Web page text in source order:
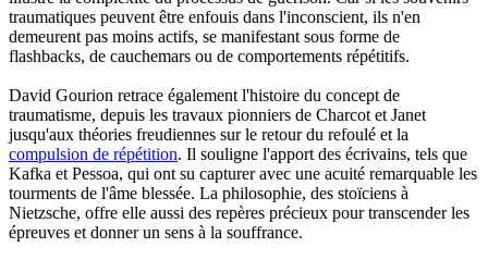
traumatiques peuvent être enfouis dans l'inconscient, ils n'en
demeurent pas moins actifs, se manifestant sous forme de
flashbacks, de cauchemars ou de comportements répétitifs.
David Gourion retrace également l'histoire du concept de
traumatisme, depuis les travaux pionniers de Charcot et Janet
jusqu'aux théories freudiennes sur le retour du refoulé et la
compulsion de répétition. Il souligne l'apport des écrivains, tels que
Kafka et Pessoa, qui ont su capturer avec une acuité remarquable les
tourments de l'âme blessée. La philosophie, des stoïciens à
Nietzsche, offre elle aussi des repères précieux pour transcender les
épreuves et donner un sens à la souffrance.